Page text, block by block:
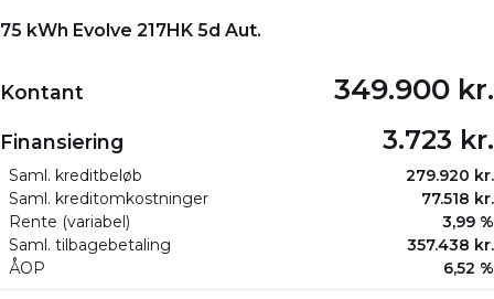
75 kWh Evolve 217HK 5d Aut.
Kontant 349.900 kr.
Finansiering 3.723 kr.
Saml. kreditbeløb
279.920 kr.
Saml. kreditomkostninger
77.518 kr.
Rente (variabel)
3,99 %
Saml. tilbagebetaling
357.438 kr.
ÅOP
6,52 %